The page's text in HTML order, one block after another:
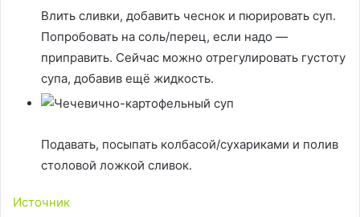
Влить сливки, добавить чеснок и пюрировать суп.
Попробовать на соль/перец, если надо —
приправить. Сейчас можно отрегулировать густоту
супа, добавив ещё жидкость.
Подавать, посыпать колбасой/сухариками и полив
столовой ложкой сливок.
Источник